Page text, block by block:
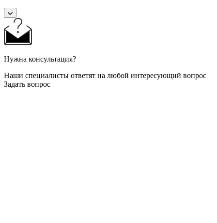
Нужна консультация?
Наши специалисты ответят на любой интересующий вопрос
Задать вопрос